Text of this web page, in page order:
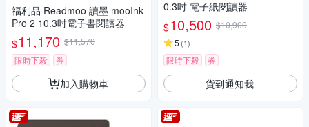
福利品 Readmoo 讀墨 mooInk
Pro 2 10.3吋電子書閱讀器
$11,170 $11,570
限時下殺
券
加入購物車
0.3吋 電子紙閱讀器
$10,500 $10,900
5 (1)
限時下殺 券
貨到通知我